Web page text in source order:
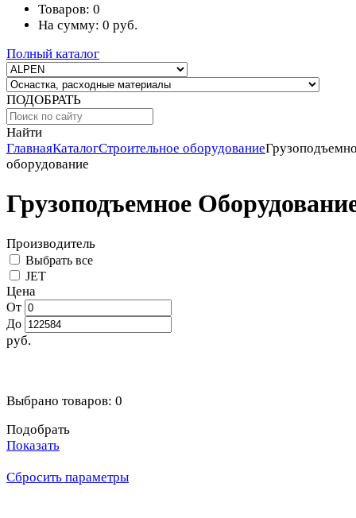
Товаров: 0
На сумму: 0 руб.
Полный каталог
ПОДОБРАТЬ
Найти
ГлавнаяКаталогСтроительное оборудование
оборудование
Грузоподъемное
Производитель
Выбрать все
JET
Цена
От
До
руб.
Выбрано товаров: 0
Подобрать
Показать
Сбросить параметры